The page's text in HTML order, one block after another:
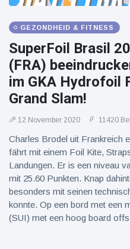
GEZONDHEID & FITNESS
SuperFoil Brasil
(FRA)
im GKA Hydrofoil
Grand Slam!
12 November 2020 11420
Charles Brodel uit Frankreich
fährt mit einem Foil Kite,
Landungen. Er is een niveau
mit 25.60 Punkten. Knap
besonders mit seinen
konnte. Op een bord met een
(SUI) met een hoog board offs